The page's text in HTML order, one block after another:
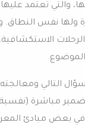
والتي تعتمد
ولها نفس النطاق.
التالي
مباشرة
في بعض مبادئ